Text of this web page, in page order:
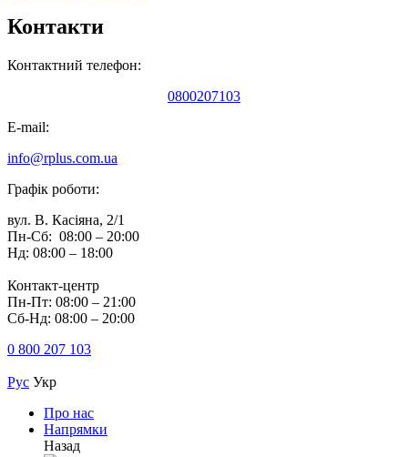
Контакти
Контактний телефон:
0800207103
E-mail:
info@rplus.com.ua
Графік роботи:
вул. В. Касіяна, 2/1
Пн-Сб: 08:00 – 20:00
Нд: 08:00 – 18:00
Контакт-центр
Пн-Пт: 08:00 – 21:00
Сб-Нд: 08:00 – 20:00
0 800 207 103
Рус Укр
Про нас
Напрямки
Назад